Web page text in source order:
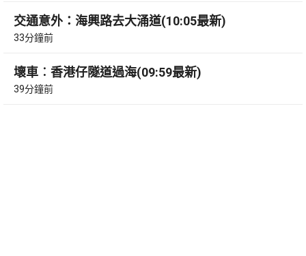
交通意外：海興路去大涌道(10:05最新)
33分鐘前
壞車︰香港仔隧道過海(09:59最新)
39分鐘前